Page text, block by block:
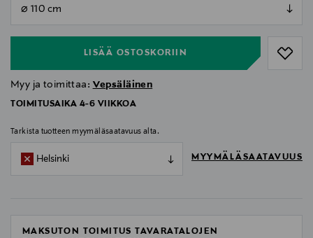
LISÄÄ OSTOSKORIIN
Myy ja toimittaa: Vepsäläinen
TOIMITUSAIKA 4-6 VIIKKOA
Tarkista tuotteen myymäläsaatavuus alta.
Helsinki MYYMÄLÄSAATAVUUS
MAKSUTON TOIMITUS TAVARATALOJEN